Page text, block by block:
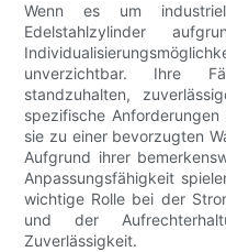
Wenn es um
Edelstahlzylinder
unverzichtbar. Ihre
standzuhalten,
spezifische
sie zu einer bevorzugten
Aufgrund ihrer
Anpassungsfähigkeit
wichtige Rolle bei der
und der
Zuverlässigkeit.